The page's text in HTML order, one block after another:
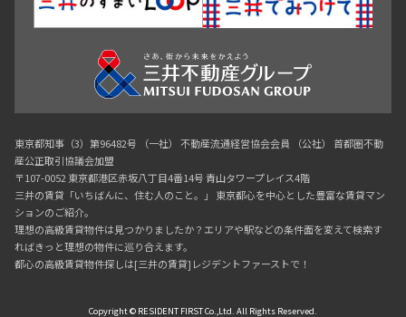
東京都知事（3）第96482号 （一社） 不動産流通経営協会会員 （公社） 首都圏不動
産公正取引協議会加盟
〒107-0052 東京都港区赤坂八丁目4番14号 青山タワープレイス4階
三井の賃貸「いちばんに、住む人のこと。」 東京都心を中心とした豊富な賃貸マン
ションのご紹介。
理想の高級賃貸物件は見つかりましたか？エリアや駅などの条件面を変えて検索す
ればきっと理想の物件に巡り合えます。
都心の高級賃貸物件探しは[三井の賃貸]レジデントファーストで！
Copyright © RESIDENT FIRST Co.,Ltd. All Rights Reserved.